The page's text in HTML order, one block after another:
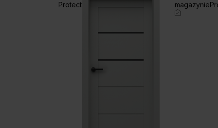
Protect
magazynie